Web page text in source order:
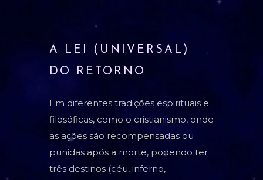
A LEI (UNIVERSAL)
DO RETORNO
Em diferentes tradições espirituais e
filosóficas, como o cristianismo, onde
as ações são recompensadas ou
punidas após a morte, podendo ter
três destinos (céu, inferno,